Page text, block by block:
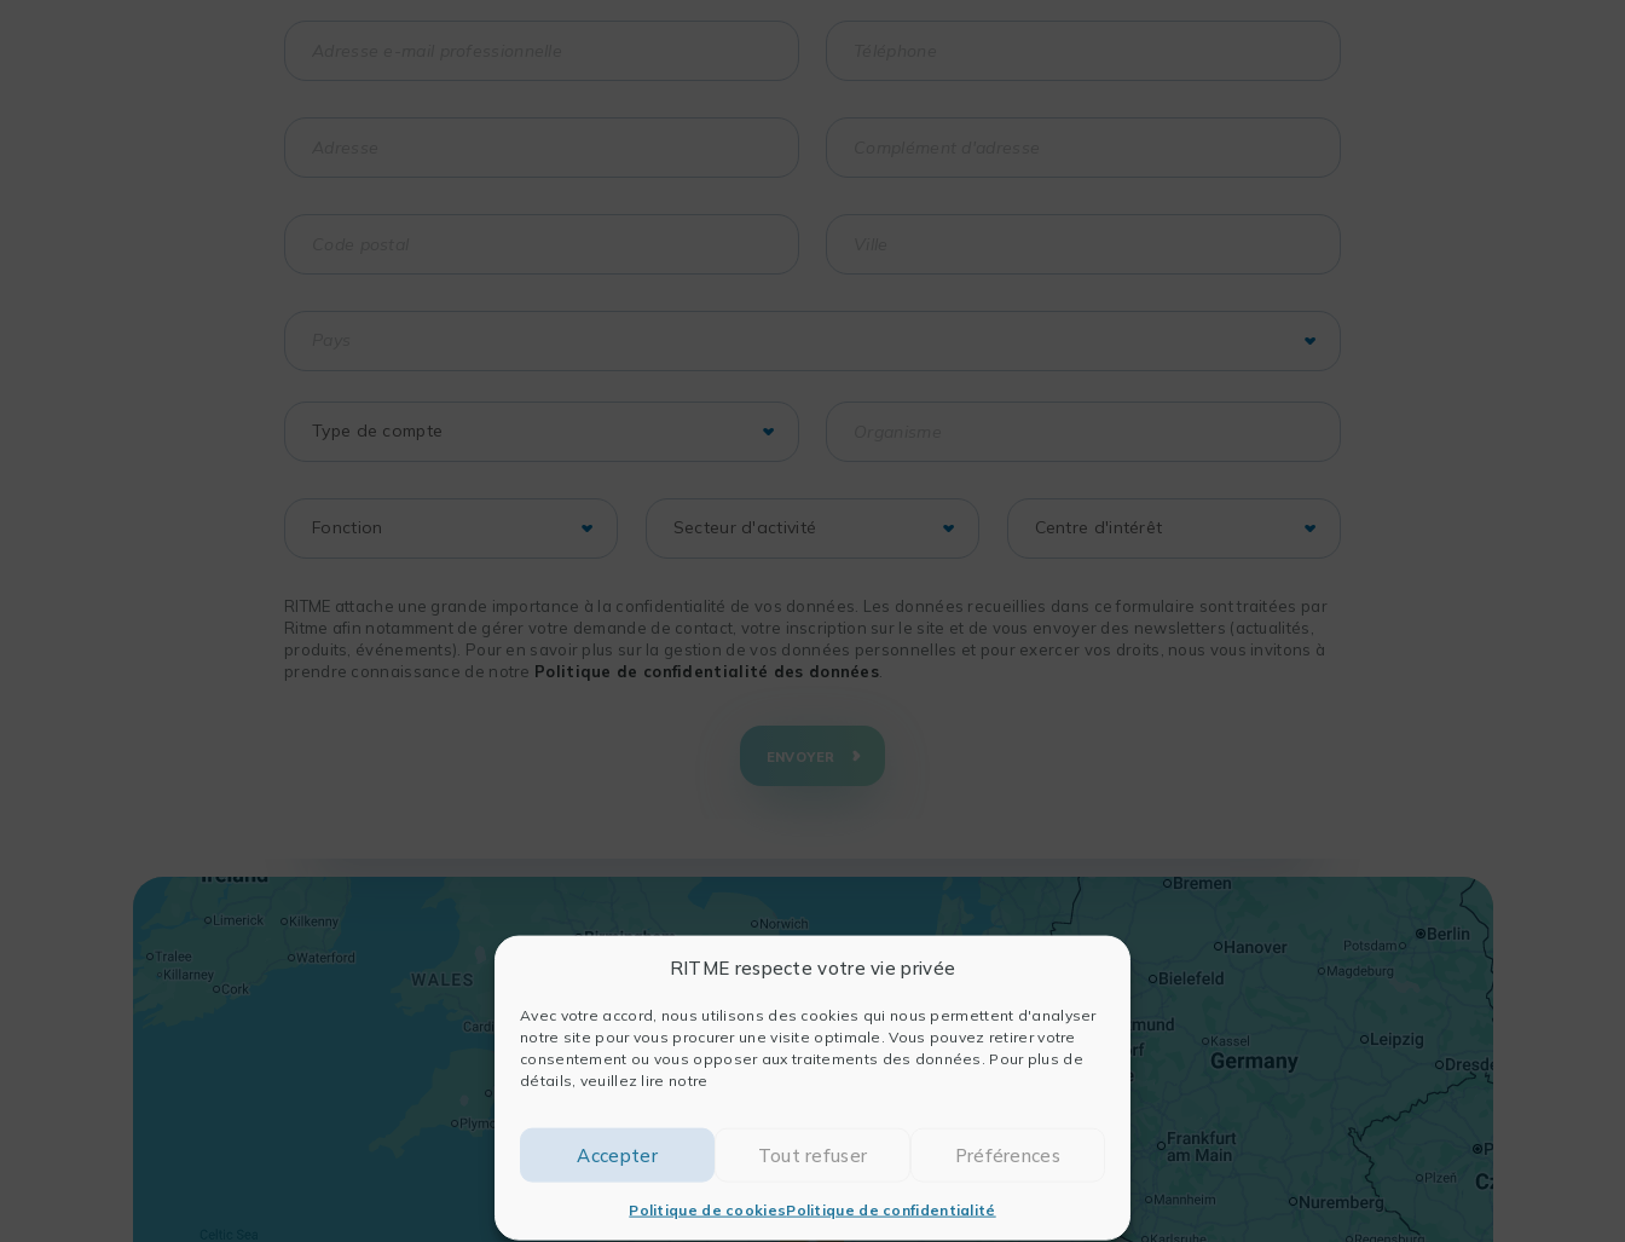
RITME respecte votre vie privée
Avec votre accord, nous utilisons des cookies qui nous permettent d'analyser
notre site pour vous procurer une visite optimale. Vous pouvez retirer votre
consentement ou vous opposer aux traitements des données. Pour plus de
détails, veuillez lire notre
Accepter Tout refuser Préférences
Politique de cookiesPolitique de confidentialité
RITME attache une grande importance à la confidentialité de vos données. Les données recueillies dans ce formulaire sont traitées par
Ritme afin notamment de gérer votre demande de contact, votre inscription sur le site et de vous envoyer des newsletters (actualités,
produits, événements). Pour en savoir plus sur la gestion de vos données personnelles et pour exercer vos droits, nous vous invitons à
prendre connaissance de notre Politique de confidentialité des données
ENVOYER